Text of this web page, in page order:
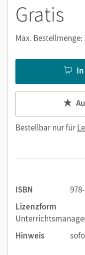
Gratis
Max. Bestellmenge:
Bestellbar nur für
ISBN
Lizenzform
Hinweis